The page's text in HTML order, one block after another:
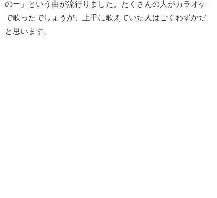
のー」という曲が流行りました。たくさんの人がカラオケ
で歌ったでしょうが、上手に歌えていた人はごくわずかだ
と思います。